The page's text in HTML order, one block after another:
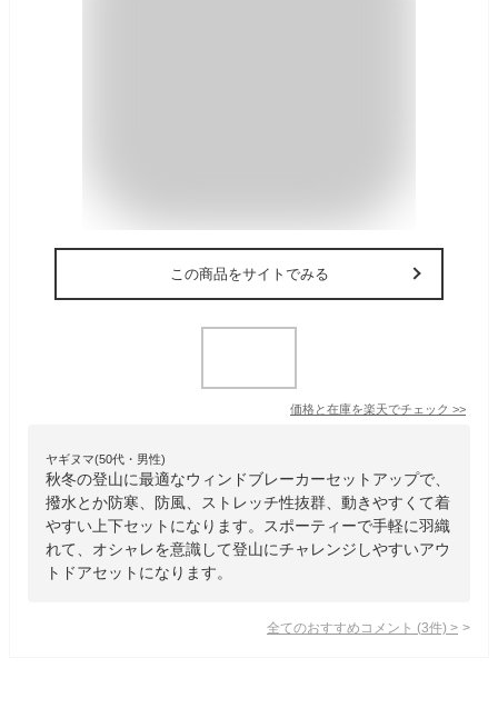
この商品をサイトでみる
価格と在庫を楽天でチェック >>
ヤギヌマ(50代・男性)
秋冬の登山に最適なウィンドブレーカーセットアップで、
撥水とか防寒、防風、ストレッチ性抜群、動きやすくて着
やすい上下セットになります。スポーティーで手軽に羽織
れて、オシャレを意識して登山にチャレンジしやすいアウ
トドアセットになります。
全てのおすすめコメント (3件) >